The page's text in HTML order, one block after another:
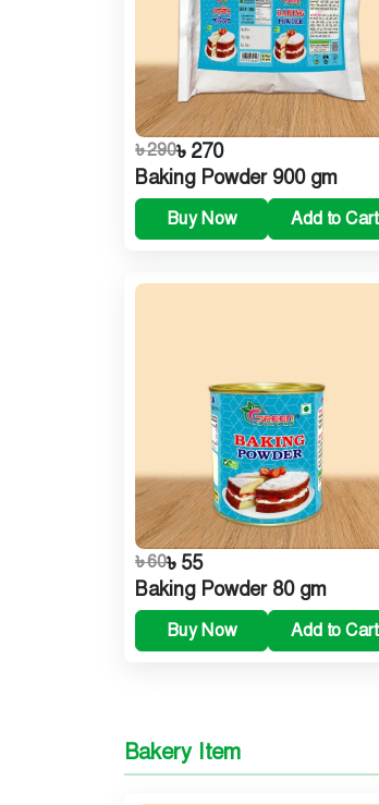
৳ 290৳ 270
Baking Powder 900 gm
Buy Now Add to Cart
৳ 60৳ 55
Baking Powder 80 gm
Buy Now Add to Cart
Bakery Item